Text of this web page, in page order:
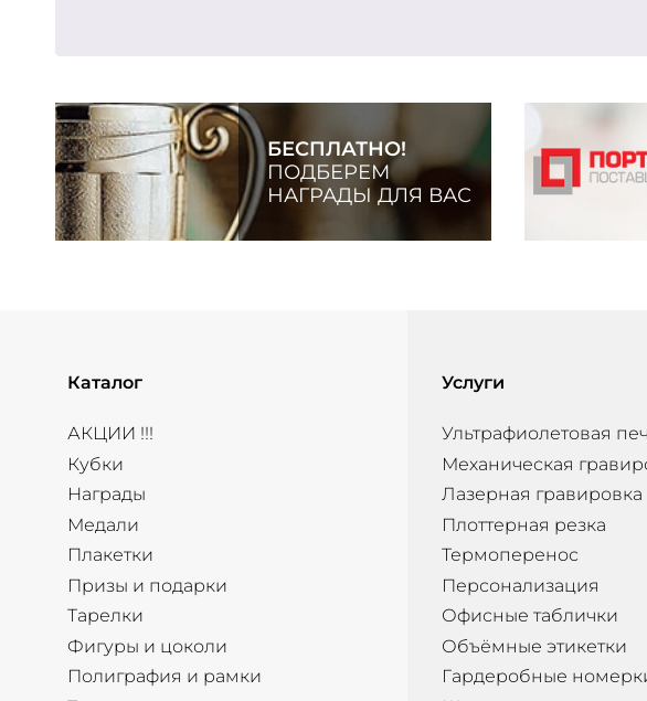
БЕСПЛАТНО!
ПОДБЕРЕМ
НАГРАДЫ ДЛЯ ВАС
Каталог
АКЦИИ !!!
Кубки
Награды
Медали
Плакетки
Призы и подарки
Тарелки
Фигуры и цоколи
Полиграфия и рамки
Услуги
Ультрафиолетовая
Механическая
Лазерная гравировка
Плоттерная резка
Термоперенос
Персонализация
Офисные таблички
Объёмные этикетки
Гардеробные